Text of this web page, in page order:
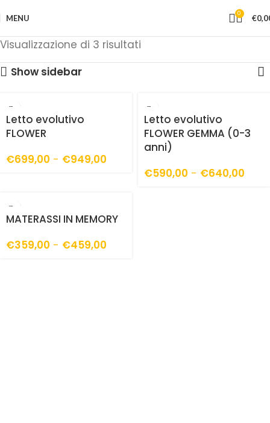
MENU 0 €
Visualizzazione di 3 risultati
Show sidebar
Letto evolutivo
FLOWER
€699,00 - €949,00
Letto evolutivo
FLOWER GEMMA (0-3
anni)
€590,00 - €640,00
MATERASSI IN MEMORY
€359,00 - €459,00